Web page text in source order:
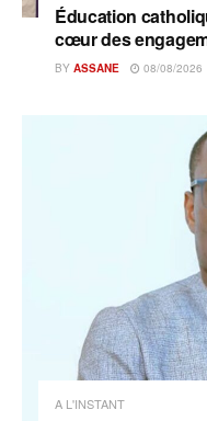
Éducation
cœur des
BY ASSANE 08/08/2026
A L'INSTANT